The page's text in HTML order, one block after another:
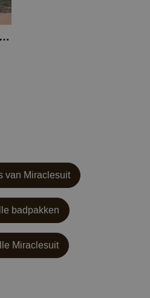
Miraclesuit rock solid europa
van Miraclesuit
badpakken
Miraclesuit